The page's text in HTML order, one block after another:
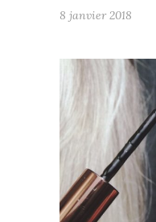
8 janvier 2018